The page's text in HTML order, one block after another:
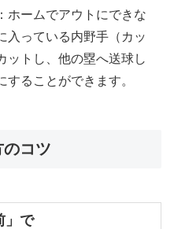
：ホームでアウトにできな
入っている内野手（カッ
ットし、他の塁へ送球し
ることができます。
コツ
」で